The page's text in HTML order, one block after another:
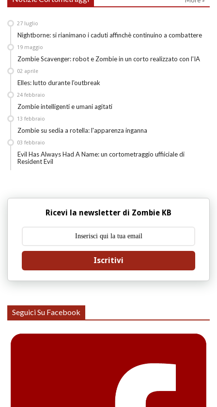
Nightborne: si rianimano i caduti affinchè continuino a combattere
27 luglio
Zombie Scavenger: robot e Zombie in un corto realizzato con l'IA
19 maggio
Elles: lutto durante l'outbreak
02 aprile
Zombie intelligenti e umani agitati
24 febbraio
Zombie su sedia a rotella: l'apparenza inganna
13 febbraio
Evil Has Always Had A Name: un cortometraggio uffiiciale di
Resident Evil
03 febbraio
Ricevi la newsletter di Zombie KB
Iscritivi
Seguici Su Facebook